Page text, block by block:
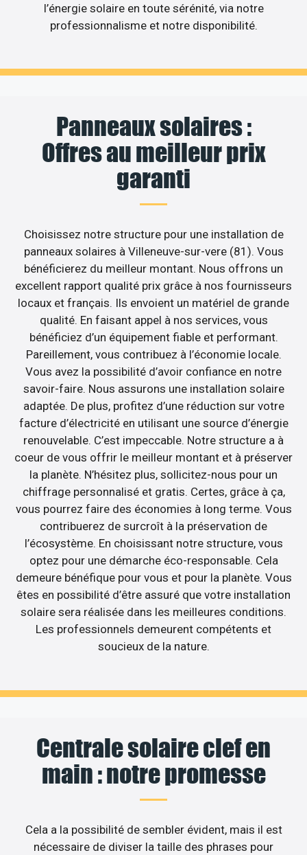
l’énergie solaire en toute sérénité, via notre
professionnalisme et notre disponibilité.
Panneaux solaires :
Offres au meilleur prix
garanti
Choisissez notre structure pour une installation de
panneaux solaires à Villeneuve-sur-vere (81). Vous
bénéficierez du meilleur montant. Nous offrons un
excellent rapport qualité prix grâce à nos fournisseurs
locaux et français. Ils envoient un matériel de grande
qualité. En faisant appel à nos services, vous
bénéficiez d’un équipement fiable et performant.
Pareillement, vous contribuez à l’économie locale.
Vous avez la possibilité d’avoir confiance en notre
savoir-faire. Nous assurons une installation solaire
adaptée. De plus, profitez d’une réduction sur votre
facture d’électricité en utilisant une source d’énergie
renouvelable. C’est impeccable. Notre structure a à
coeur de vous offrir le meilleur montant et à préserver
la planète. N’hésitez plus, sollicitez-nous pour un
chiffrage personnalisé et gratis. Certes, grâce à ça,
vous pourrez faire des économies à long terme. Vous
contribuerez de surcroît à la préservation de
l’écosystème. En choisissant notre structure, vous
optez pour une démarche éco-responsable. Cela
demeure bénéfique pour vous et pour la planète. Vous
êtes en possibilité d’être assuré que votre installation
solaire sera réalisée dans les meilleures conditions.
Les professionnels demeurent compétents et
soucieux de la nature.
Centrale solaire clef en
main : notre promesse
Cela a la possibilité de sembler évident, mais il est
nécessaire de diviser la taille des phrases pour